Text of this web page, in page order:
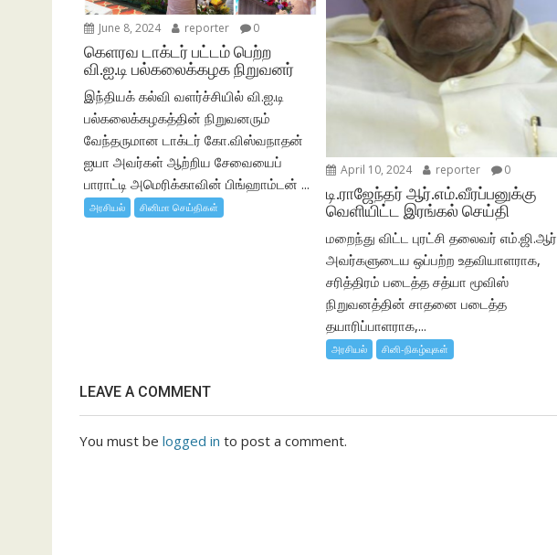
June 8, 2024 reporter 0
கெளரவ டாக்டர் பட்டம் பெற்ற
வி.ஐ.டி பல்கலைக்கழக நிறுவனர்
இந்தியக் கல்வி வளர்ச்சியில் வி.ஐ.டி
பல்கலைக்கழகத்தின் நிறுவனரும்
வேந்தருமான டாக்டர் கோ.விஸ்வநாதன்
ஐயா அவர்கள் ஆற்றிய சேவையைப்
பாராட்டி அமெரிக்காவின் பிங்ஹாம்டன் ...
அரசியல் சினிமா செய்திகள்
April 10, 2024 reporter 0
டி.ராஜேந்தர் ஆர்.எம்.வீரப்பனுக்கு
வெளியிட்ட இரங்கல் செய்தி
மறைந்து விட்ட புரட்சி தலைவர் எம்.ஜி.ஆர்
அவர்களுடைய ஒப்பற்ற உதவியாளராக,
சரித்திரம் படைத்த சத்யா மூவிஸ்
நிறுவனத்தின் சாதனை படைத்த
தயாரிப்பாளராக,...
அரசியல் சினி-நிகழ்வுகள்
LEAVE A COMMENT
You must be logged in to post a comment.